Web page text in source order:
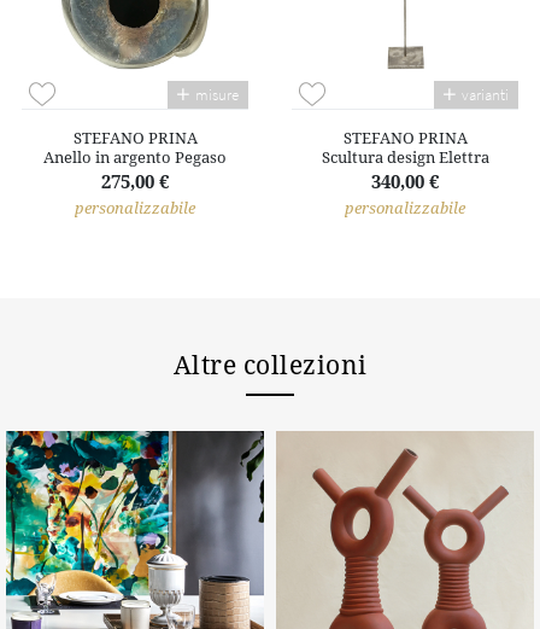
misure
STEFANO PRINA
Anello in argento Pegaso
275,00 €
personalizzabile
varianti
STEFANO PRINA
Scultura design Elettra
340,00 €
personalizzabile
Altre collezioni